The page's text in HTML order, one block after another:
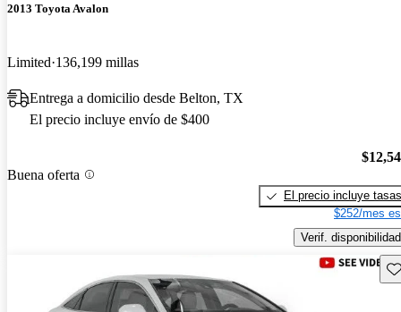
2013 Toyota Avalon
Limited 136,199 millas
Entrega a domicilio desde Belton, TX
El precio incluye envío de $400
Buena oferta
El precio incluye tasas
$252/mes
Verif. disponibilidad